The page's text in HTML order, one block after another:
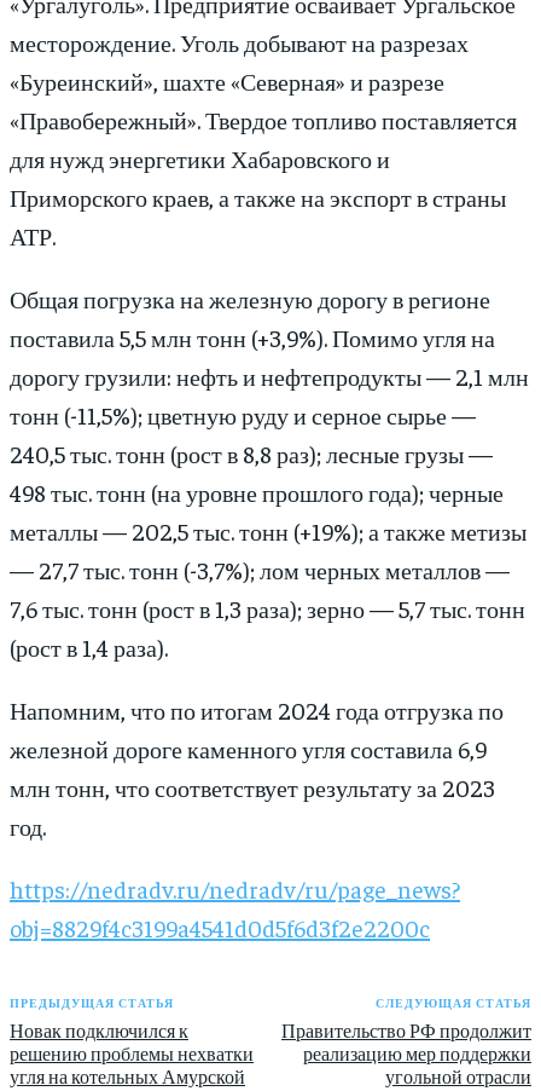
месторождение. Уголь добывают на разрезах
«Буреинский», шахте «Северная» и разрезе
«Правобережный». Твердое топливо поставляется
для нужд энергетики Хабаровского и
Приморского краев, а также на экспорт в страны
АТР.
Общая погрузка на железную дорогу в регионе
поставила 5,5 млн тонн (+3,9%). Помимо угля на
дорогу грузили: нефть и нефтепродукты — 2,1 млн
тонн (-11,5%); цветную руду и серное сырье —
240,5 тыс. тонн (рост в 8,8 раз); лесные грузы —
498 тыс. тонн (на уровне прошлого года); черные
металлы — 202,5 тыс. тонн (+19%); а также метизы
— 27,7 тыс. тонн (-3,7%); лом черных металлов —
7,6 тыс. тонн (рост в 1,3 раза); зерно — 5,7 тыс. тонн
(рост в 1,4 раза).
Напомним, что по итогам 2024 года отгрузка по
железной дороге каменного угля составила 6,9
млн тонн, что соответствует результату за 2023
год.
https://nedradv.ru/nedradv/ru/page_news?
obj=8829f4c3199a4541d0d5f6d3f2e2200c
ПРЕДЫДУЩАЯ СТАТЬЯ
Новак подключился к
решению проблемы нехватки
угля на котельных Амурской
СЛЕДУЮЩАЯ СТАТЬЯ
Правительство РФ продолжит
реализацию мер поддержки
угольной отрасли